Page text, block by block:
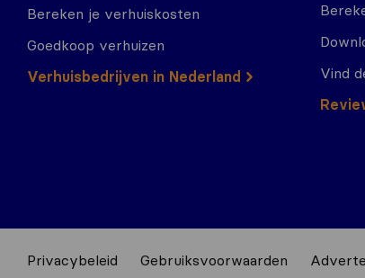
Bereken je verhuiskosten
Goedkoop verhuizen
Verhuisbedrijven in Nederland
Vind
Privacybeleid Gebruiksvoorwaarden